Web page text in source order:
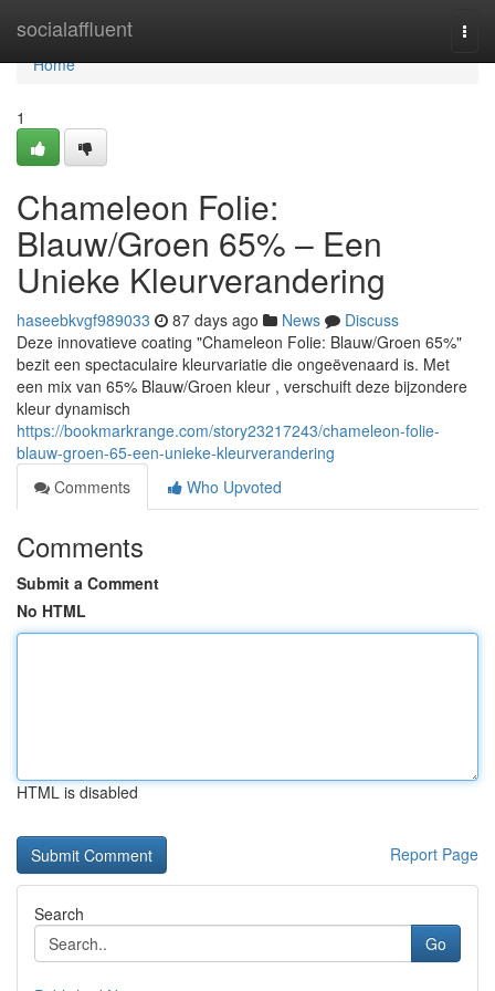
socialaffluent
Home
Home
1
Chameleon Folie:
Blauw/Groen 65% – Een
Unieke Kleurverandering
haseebkvgf989033 87 days ago News
Discuss
Deze innovatieve coating "Chameleon Folie: Blauw/Groen 65%"
bezit een spectaculaire kleurvariatie die ongeëvenaard is. Met
een mix van 65% Blauw/Groen kleur , verschuift deze bijzondere
kleur dynamisch
https://bookmarkrange.com/story23217243/chameleon-folie-
blauw-groen-65-een-unieke-kleurverandering
Comments
Who Upvoted
Comments
Submit a Comment
No HTML
HTML is disabled
Report Page
Search
Go